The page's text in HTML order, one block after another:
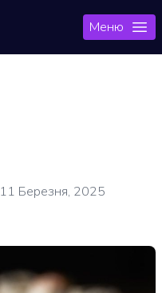
Меню
11 Березня, 2025